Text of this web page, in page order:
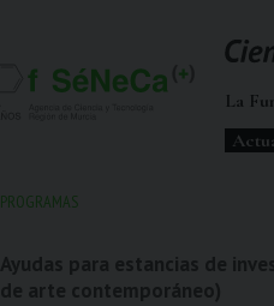
La
PROGRAMAS